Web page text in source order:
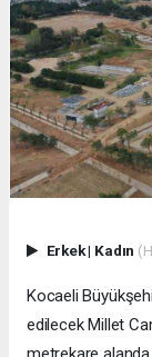
Erkek| Kadın
Kocaeli
edilecek Millet